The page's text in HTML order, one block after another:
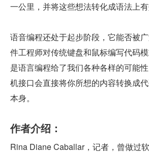
一公里，并将这些想法转化成语法上
语音编程还处于起步阶段，它能否被
件工程师对传统键盘和鼠标编写代码
是语言编程给了我们各种各样的可能
机接口会直接将你所想的内容转换成
本身。
作者介绍：
Rina Diane Caballar，记者，曾做过